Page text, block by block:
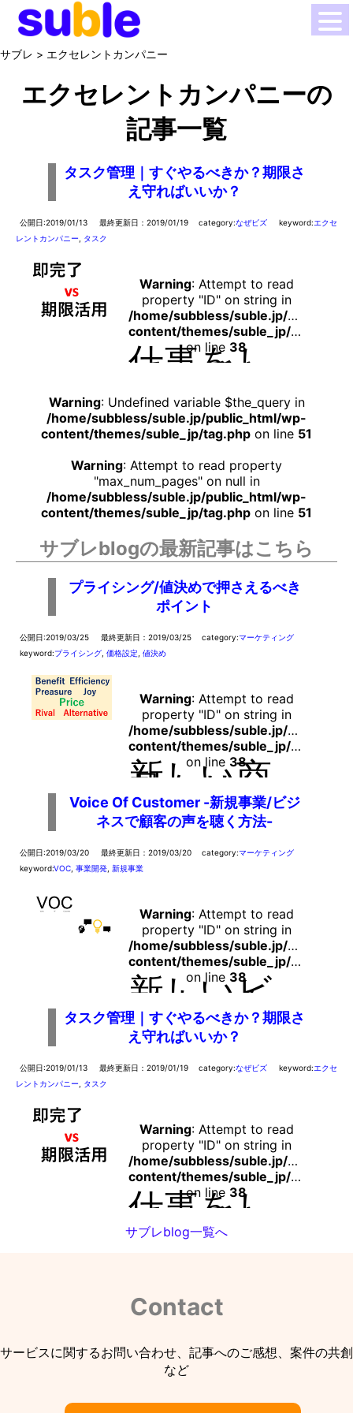
サブレ > エクセレントカンパニー
エクセレントカンパニーの
記事一覧
タスク管理｜すぐやるべきか？期限さ
え守ればいいか？
公開日:2019/01/13 最終更新日：2019/01/19 category:なぜビズ keyword:エクセ
レントカンパニー
タスク
Warning: Attempt to read
property "ID" on string in
/home/subbless/suble.jp/
content/themes/suble_jp/functions.php
on line 38
仕事をし
ていると
出会う2大
価値観。
タスク即
完了派と
期限活用
派。即完
了派は
「自分の
タスクは
その日の
うちにや
る、終わ
ったら帰
る」とい
う考え
方。期限
活用派は
「今日や
らなくて
はいけな
いことだ
けをや
り、明日
のは明日
やる」と…
続きはこ
ちら
Warning: Undefined variable $the_query in
/home/subbless/suble.jp/public_html/wp-
content/themes/suble_jp/tag.php on line 51
Warning: Attempt to read property
"max_num_pages" on null in
/home/subbless/suble.jp/public_html/wp-
content/themes/suble_jp/tag.php on line 51
サブレblogの最新記事はこちら
プライシング/値決めで押さえるべき
ポイント
公開日:2019/03/25 最終更新日：2019/03/25 category:マーケティング
keyword:プライシング 価格設定 値決め
Warning: Attempt to read
property "ID" on string in
/home/subbless/suble.jp/
content/themes/suble_jp/functions.php
on line 38
新しい商
品をリリ
ースする
時、いく
らで売れ
ば良いの
か見当も
つかない
ケースが
す。でき
るだけ高
く売りた
いけど、
売れなき
ゃ困る。
安くすれ
ば売れる
かもしれ
ないけ
ど、実は
安いこと
によって
売れなか
ったり、
益が全然…
続きはこ
ちら
Voice Of Customer -新規事業/ビジ
ネスで顧客の声を聴く方法-
公開日:2019/03/20 最終更新日：2019/03/20 category:マーケティング
keyword:VOC 事業開発 新規事業
Warning: Attempt to read
property "ID" on string in
/home/subbless/suble.jp/
content/themes/suble_jp/functions.php
on line 38
新しいビ
ジネスを
始めるけ
ど顧客の
意見が分
からな
い。いい
アイデア
話せる誰
かがいな
い。そん
な場面、
ありませ
んか？顧
客の候補
となる人
から意見
をもら
い、ビジ
をブラッ
シュアッ
プしたほ
続きはこ
ちら
タスク管理｜すぐやるべきか？期限さ
え守ればいいか？
公開日:2019/01/13 最終更新日：2019/01/19 category:なぜビズ keyword:エクセ
レントカンパニー
タスク
Warning: Attempt to read
property "ID" on string in
/home/subbless/suble.jp/
content/themes/suble_jp/functions.php
on line 38
仕事をし
ていると
出会う2大
価値観。
派。即完
了派は
「自分の
その日の
うちにや
る、終わ
ったら帰
る」とい
サブレblog一覧へ
Contact
サービスに関するお問い合わせ、記事へのご感想、案件の共創
など